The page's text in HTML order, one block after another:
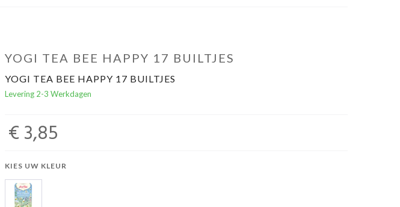
YOGI TEA BEE HAPPY 17 BUILTJES
YOGI TEA BEE HAPPY 17 BUILTJES
Levering 2-3 Werkdagen
€ 3,85
KIES UW KLEUR